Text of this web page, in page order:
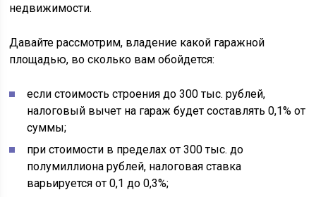
недвижимости.
Давайте рассмотрим, владение какой гаражной
площадью, во сколько вам обойдется:
если стоимость строения до 300 тыс. рублей,
налоговый вычет на гараж будет составлять 0,1% от
суммы;
при стоимости в пределах от 300 тыс. до
полумиллиона рублей, налоговая ставка
варьируется от 0,1 до 0,3%;